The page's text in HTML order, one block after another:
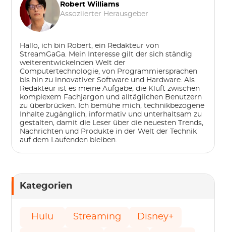
Robert Williams
Assoziierter Herausgeber
Hallo, ich bin Robert, ein Redakteur von
StreamGaGa. Mein Interesse gilt der sich ständig
weiterentwickelnden Welt der
Computertechnologie, von Programmiersprachen
bis hin zu innovativer Software und Hardware. Als
Redakteur ist es meine Aufgabe, die Kluft zwischen
komplexem Fachjargon und alltäglichen Benutzern
zu überbrücken. Ich bemühe mich, technikbezogene
Inhalte zugänglich, informativ und unterhaltsam zu
gestalten, damit die Leser über die neuesten Trends,
Nachrichten und Produkte in der Welt der Technik
auf dem Laufenden bleiben.
Kategorien
Hulu Streaming Disney+